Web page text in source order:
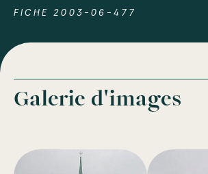
FICHE 2003-06-477
Galerie d'images